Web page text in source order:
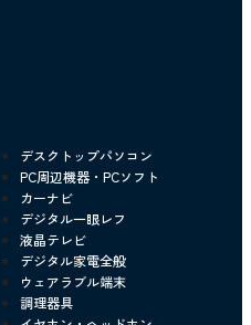
デスクトップパソコン
PC周辺機器・PCソフト
カーナビ
デジタル一眼レフ
液晶テレビ
デジタル家電全般
ウェアラブル端末
調理器具